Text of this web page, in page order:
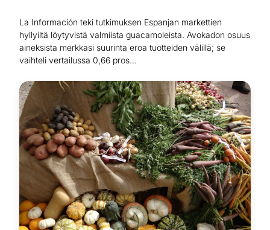
La Información teki tutkimuksen Espanjan markettien
hyllyiltä löytyvistä valmiista guacamoleista. Avokadon osuus
aineksista merkkasi suurinta eroa tuotteiden välillä; se
vaihteli vertailussa 0,66 pros...